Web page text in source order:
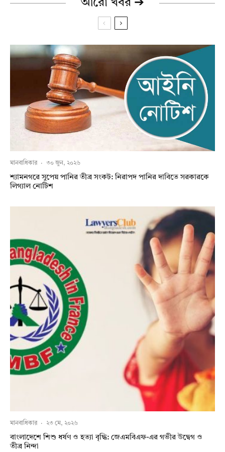
আরো খবর ➔
মানবাধিকার · ৩০ জুন, ২০২৬
শ্যামনগরে সুপেয় পানির তীব্র সংকট: নিরাপদ পানির দাবিতে সরকারকে
লিগ্যাল নোটিশ
মানবাধিকার · ২৩ মে, ২০২৬
বাংলাদেশে শিশু ধর্ষণ ও হত্যা বৃদ্ধি: জেএমবিএফ-এর গভীর উদ্বেগ ও
তীব্র নিন্দা